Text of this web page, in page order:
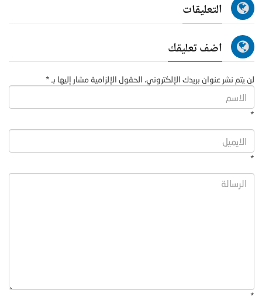
التعليقات
اضف تعليقك
لن يتم نشر عنوان بريدك الإلكتروني. الحقول الإلزامية مشار إليها بـ *
*
*
*